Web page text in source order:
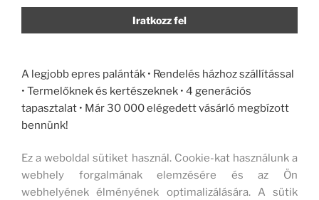
A legjobb epres palánták • Rendelés házhoz szállítással
• Termelőknek és kertészeknek • 4 generációs
tapasztalat • Már 30 000 elégedett vásárló megbízott
bennünk!
Ez a weboldal sütiket használ. Cookie-kat használunk a
webhely forgalmának elemzésére és az Ön
webhelyének élményének optimalizálására. A sütik